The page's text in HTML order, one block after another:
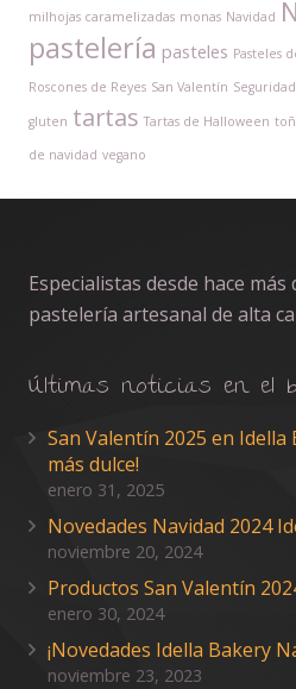
milhojas caramelizadas monas Navidad
pastelería pasteles Pasteles
Roscones de Reyes San Valentín
gluten tartas Tartas de Halloween
de navidad vegano
Especialistas desde hace
pastelería artesanal de alta
Últimas noticias en el
San Valentín 2025 en Idella
más dulce!
enero 31, 2025
Novedades Navidad 2024
noviembre 20, 2024
Productos San Valentín
enero 30, 2024
¡Novedades Idella Bakery
noviembre 23, 2023